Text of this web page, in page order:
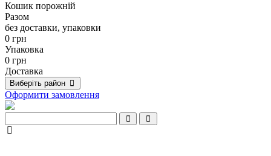
Кошик порожній
Разом
без доставки, упаковки
0 грн
Упаковка
0 грн
Доставка
Виберіть район
Оформити замовлення